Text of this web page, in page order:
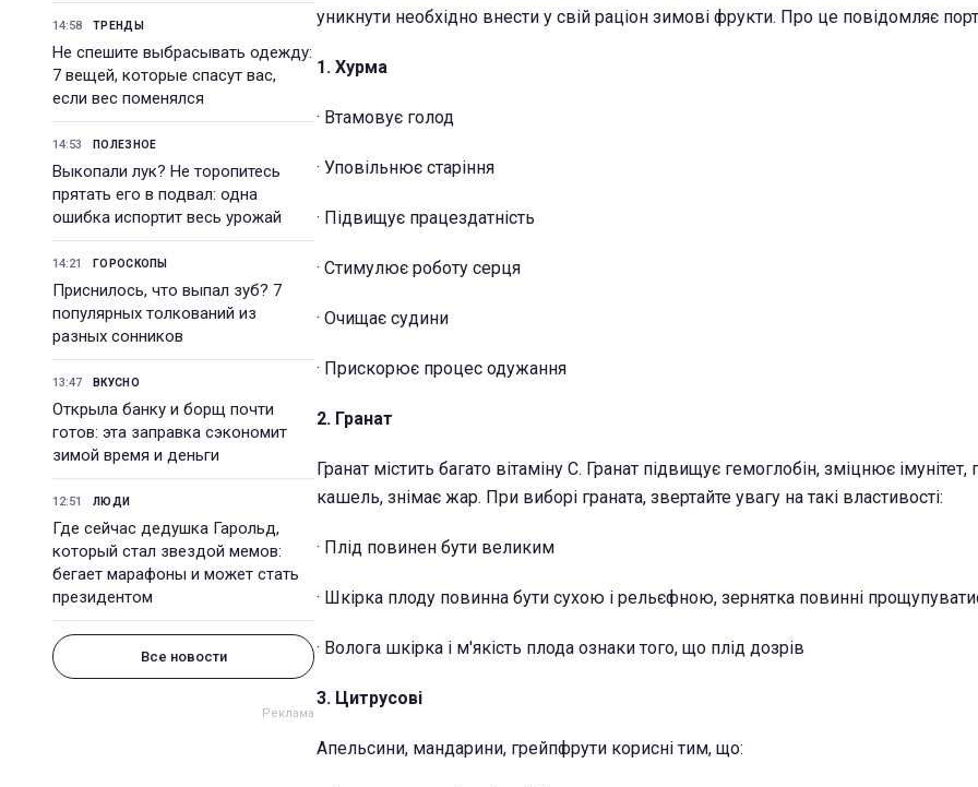
14:58 ТРЕНДЫ
Не спешите выбрасывать одежду:
7 вещей, которые спасут вас,
если вес поменялся
14:53 ПОЛЕЗНОЕ
Выкопали лук? Не торопитесь
прятать его в подвал: одна
ошибка испортит весь урожай
14:21 ГОРОСКОПЫ
Приснилось, что выпал зуб? 7
популярных толкований из
разных сонников
13:47 ВКУСНО
Открыла банку и борщ почти
готов: эта заправка сэкономит
зимой время и деньги
12:51 ЛЮДИ
Где сейчас дедушка Гарольд,
который стал звездой мемов:
бегает марафоны и может стать
президентом
Все новости
уникнути необхідно внести у свій раціон зимові фрукти. Про це повідомляє
1. Хурма
· Втамовує голод
· Уповільнює старіння
· Підвищує працездатність
· Стимулює роботу серця
· Очищає судини
· Прискорює процес одужання
2. Гранат
Гранат містить багато вітаміну С. Гранат підвищує гемоглобін, зміцнює
кашель, знімає жар. При виборі граната, звертайте увагу на такі властивості:
· Плід повинен бути великим
· Шкірка плоду повинна бути сухою і рельєфною, зернятка повинні
· Волога шкірка і м'якість плода ознаки того, що плід дозрів
3. Цитрусові
Апельсини, мандарини, грейпфрути корисні тим, що: